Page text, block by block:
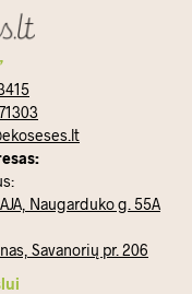
Naugarduko g. 55A
Savanorių pr. 206